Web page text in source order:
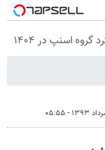
اسنپ در ۱۴۰۴